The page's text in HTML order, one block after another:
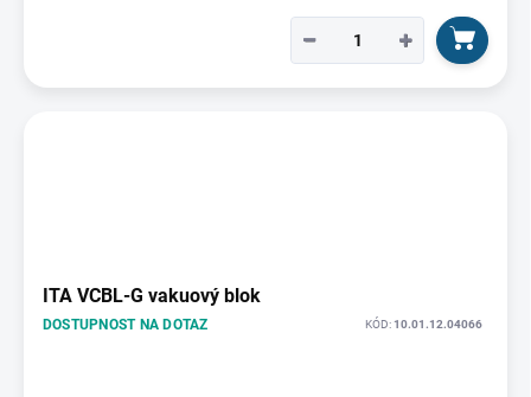
+
−
ITA VCBL-G vakuový blok
DOSTUPNOST NA DOTAZ KÓD:10.01.12.04066